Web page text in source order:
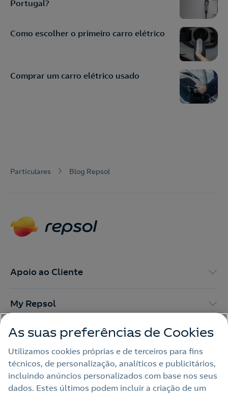
Portugal?
Como escolher o primeiro carro elétrico
Comprar um carro elétrico usado
Particulares Blog Repsol
Apoio ao Cliente
My Repsol
Outras Energias
Links Úteis
As suas preferências de Cookies
Utilizamos cookies próprias e de terceiros para fins
técnicos, de personalização, analíticos e publicitários,
incluindo anúncios personalizados com base nos seus
dados. Estes últimos podem incluir a criação de um